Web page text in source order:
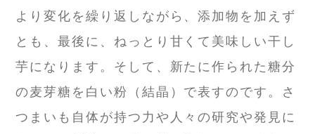
より変化を繰り返しながら、添加物を加えず
とも、最後に、ねっとり甘くて美味しい干し
芋になります。そして、新たに作られた糖分
の麦芽糖を白い粉（結晶）で表すのです。さ
つまいも自体が持つ力や人々の研究や発見に